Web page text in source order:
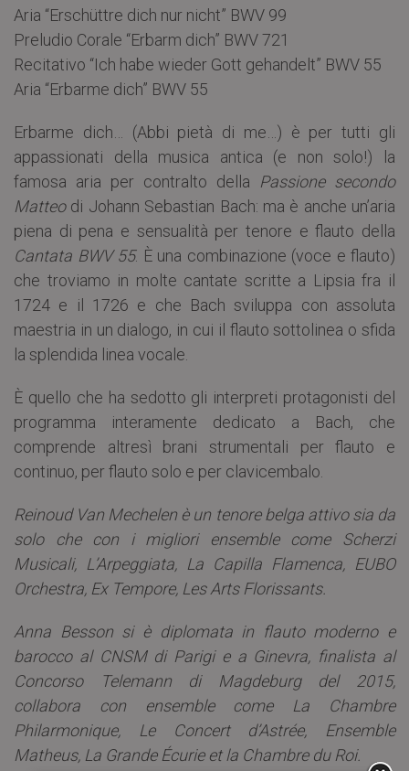
Aria “Erschüttre dich nur nicht” BWV 99
Preludio Corale “Erbarm dich” BWV 721
Recitativo “Ich habe wieder Gott gehandelt” BWV 55
Aria “Erbarme dich” BWV 55
Erbarme dich… (Abbi pietà di me…) è per tutti gli
appassionati della musica antica (e non solo!) la
famosa aria per contralto della Passione secondo
Matteodi Johann Sebastian Bach: ma è anche un’aria
piena di pena e sensualità per tenore e flauto della
Cantata BWV 55. È una combinazione (voce e flauto)
che troviamo in molte cantate scritte a Lipsia fra il
1724 e il 1726 e che Bach sviluppa con assoluta
maestria in un dialogo, in cui il flauto sottolinea o sfida
la splendida linea vocale.
È quello che ha sedotto gli interpreti protagonisti del
programma interamente dedicato a Bach, che
comprende altresì brani strumentali per flauto e
continuo, per flauto solo e per clavicembalo.
Reinoud Van Mechelen è un tenore belga attivo sia da
solo che con i migliori ensemble come Scherzi
Musicali, L’Arpeggiata, La Capilla Flamenca, EUBO
Orchestra, Ex Tempore, Les Arts Florissants.
Anna Besson si è diplomata in flauto moderno e
barocco al CNSM di Parigi e a Ginevra, finalista al
Concorso Telemann di Magdeburg del 2015,
collabora con ensemble come La Chambre
Philarmonique, Le Concert d’Astrée, Ensemble
Matheus, La Grande Écurie et la Chambre du Roi.